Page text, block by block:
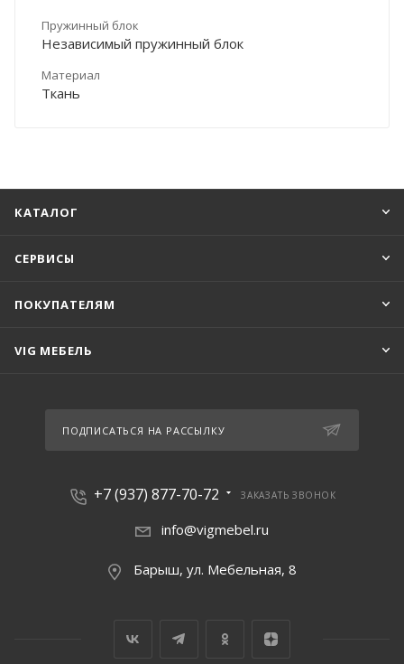
Пружинный блок
Независимый пружинный блок
Материал
Ткань
КАТАЛОГ
СЕРВИСЫ
ПОКУПАТЕЛЯМ
VIG МЕБЕЛЬ
ПОДПИСАТЬСЯ НА РАССЫЛКУ
+7 (937) 877-70-72 ЗАКАЗАТЬ ЗВОНОК
info@vigmebel.ru
Барыш, ул. Мебельная, 8